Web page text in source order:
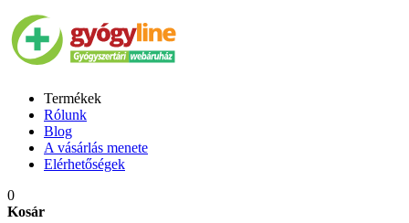
Termékek
Rólunk
Blog
A vásárlás menete
Elérhetőségek
0
Kosár